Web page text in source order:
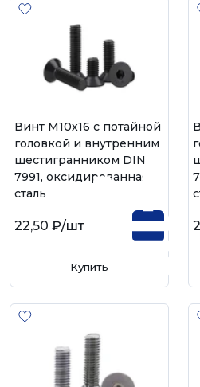
Винт М10х16 с потайной
головкой и внутренним
шестигранником DIN
7991, оксидированная
сталь
22,50 ₽/шт
Купить